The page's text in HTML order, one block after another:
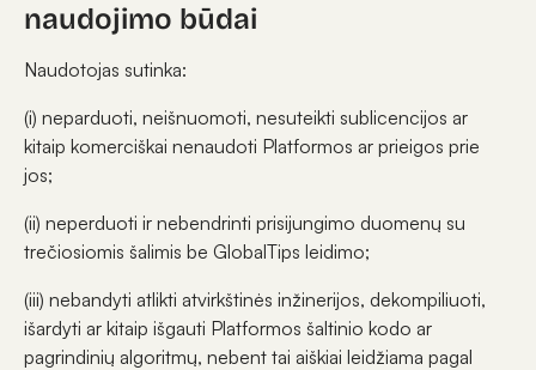
naudojimo būdai
Naudotojas sutinka:
(i) neparduoti, neišnuomoti, nesuteikti sublicencijos ar
kitaip komerciškai nenaudoti Platformos ar prieigos prie
jos;
(ii) neperduoti ir nebendrinti prisijungimo duomenų su
trečiosiomis šalimis be GlobalTips leidimo;
(iii) nebandyti atlikti atvirkštinės inžinerijos, dekompiliuoti,
išardyti ar kitaip išgauti Platformos šaltinio kodo ar
pagrindinių algoritmų, nebent tai aiškiai leidžiama pagal